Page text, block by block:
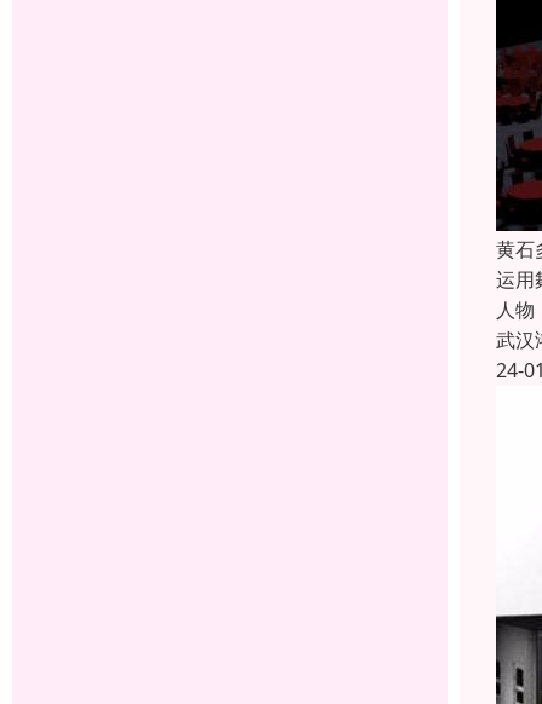
黄石
运用
人
武汉
24-